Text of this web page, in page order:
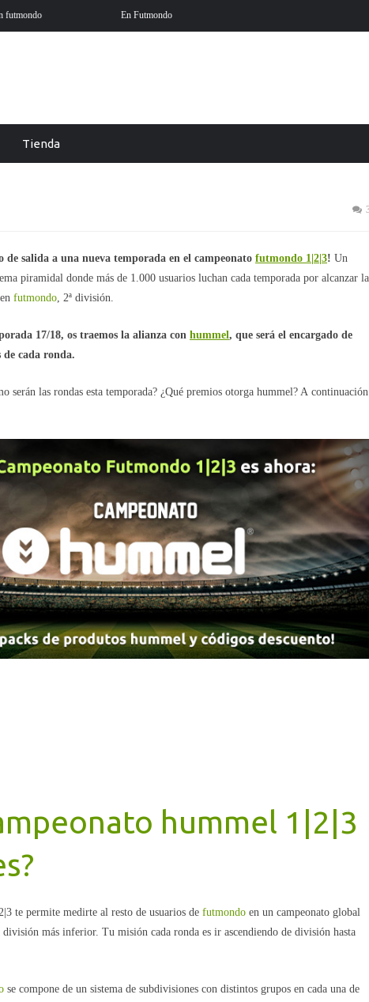
ya está aquí
Tienda
hummel 1|2|3 por
salida a una nueva temporada en el campeonato futmondo 1|2|3! Un
piramidal donde más de 1.000 usuarios luchan cada temporada por alcanzar la
futmondo, 2ª división.
17/18, os traemos la alianza con hummel, que será el encargado de
cada ronda.
serán las rondas esta temporada? ¿Qué premios otorga hummel? A continuación
hummel 1|2|3
te permite medirte al resto de usuarios de futmondo en un campeonato global
más inferior. Tu misión cada ronda es ir ascendiendo de división hasta
se compone de un sistema de subdivisiones con distintos grupos en cada una de